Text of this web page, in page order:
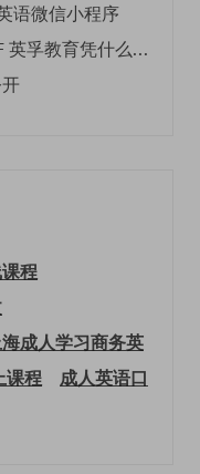
语微信小程序
探寻成人英语口语线上课程：EF 英孚教育凭什么领航
程
成人学习商务英
课程
成人英语口